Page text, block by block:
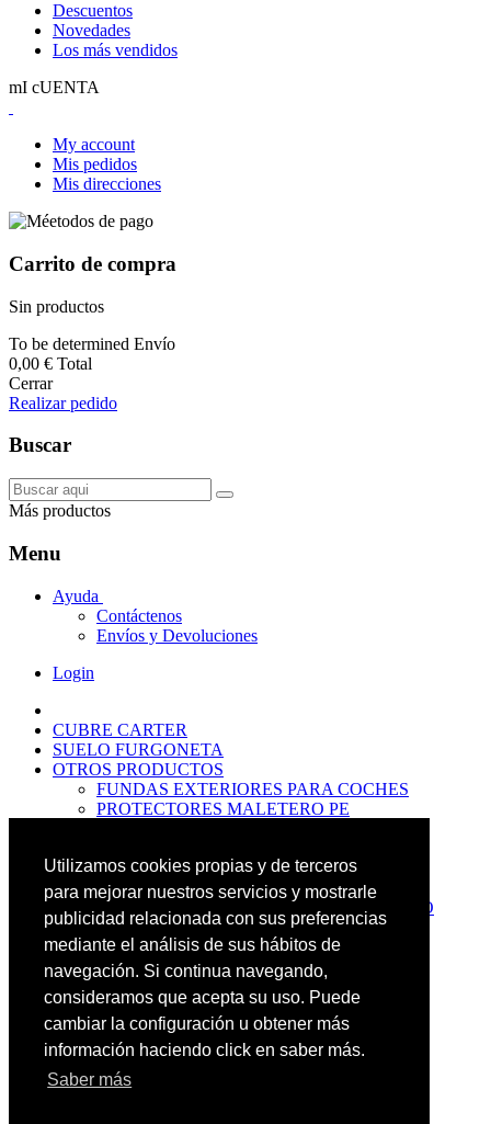
Utilizamos cookies propias y de terceros
para mejorar nuestros servicios y mostrarle
publicidad relacionada con sus preferencias
mediante el análisis de sus hábitos de
navegación. Si continua navegando,
consideramos que acepta su uso. Puede
cambiar la configuración u obtener más
información haciendo click en saber más.
Saber más
Descuentos
Novedades
Los más vendidos
mI cUENTA
My account
Mis pedidos
Mis direcciones
Carrito de compra
Sin productos
To be determined Envío
0,00 € Total
Cerrar
Realizar pedido
Buscar
Más productos
Menu
Ayuda
Contáctenos
Envíos y Devoluciones
Login
CUBRE CARTER
SUELO FURGONETA
OTROS PRODUCTOS
FUNDAS EXTERIORES PARA COCHES
PROTECTORES MALETERO PE
PREMIUM
PROTECTORES MALETERO PE
PROTECTORES DE MALETERO CAUCHO
BASIC
ALFOMBRILLAS GOMA PREMIUM
ALFOMBRILLAS GOMA BASIC
OFERTAS
NOVEDADES
CONTACTO